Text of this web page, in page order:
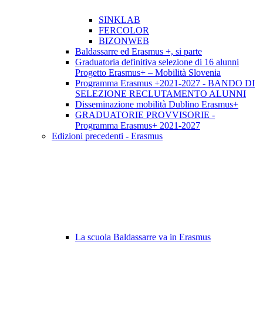
SINKLAB
FERCOLOR
BIZONWEB
Baldassarre ed Erasmus +, si parte
Graduatoria definitiva selezione di 16 alunni
Progetto Erasmus+ – Mobilità Slovenia
Programma Erasmus +2021-2027 - BANDO DI
SELEZIONE RECLUTAMENTO ALUNNI
Disseminazione mobilità Dublino Erasmus+
GRADUATORIE PROVVISORIE -
Programma Erasmus+ 2021-2027
Edizioni precedenti - Erasmus
La scuola Baldassarre va in Erasmus